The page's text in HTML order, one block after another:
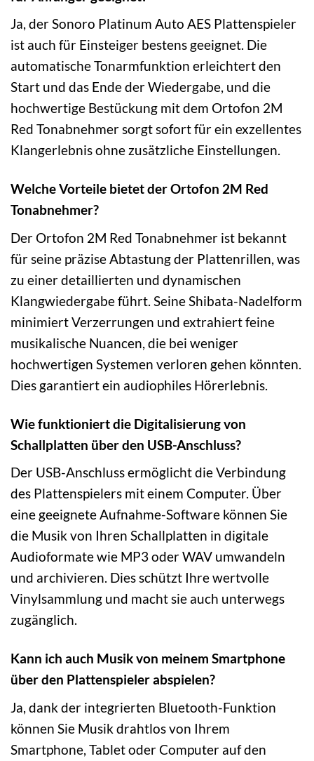
Ja, der Sonoro Platinum Auto AES Plattenspieler
ist auch für Einsteiger bestens geeignet. Die
automatische Tonarmfunktion erleichtert den
Start und das Ende der Wiedergabe, und die
hochwertige Bestückung mit dem Ortofon 2M
Red Tonabnehmer sorgt sofort für ein exzellentes
Klangerlebnis ohne zusätzliche Einstellungen.
Welche Vorteile bietet der Ortofon 2M Red
Tonabnehmer?
Der Ortofon 2M Red Tonabnehmer ist bekannt
für seine präzise Abtastung der Plattenrillen, was
zu einer detaillierten und dynamischen
Klangwiedergabe führt. Seine Shibata-Nadelform
minimiert Verzerrungen und extrahiert feine
musikalische Nuancen, die bei weniger
hochwertigen Systemen verloren gehen könnten.
Dies garantiert ein audiophiles Hörerlebnis.
Wie funktioniert die Digitalisierung von
Schallplatten über den USB-Anschluss?
Der USB-Anschluss ermöglicht die Verbindung
des Plattenspielers mit einem Computer. Über
eine geeignete Aufnahme-Software können Sie
die Musik von Ihren Schallplatten in digitale
Audioformate wie MP3 oder WAV umwandeln
und archivieren. Dies schützt Ihre wertvolle
Vinylsammlung und macht sie auch unterwegs
zugänglich.
Kann ich auch Musik von meinem Smartphone
über den Plattenspieler abspielen?
Ja, dank der integrierten Bluetooth-Funktion
können Sie Musik drahtlos von Ihrem
Smartphone, Tablet oder Computer auf den